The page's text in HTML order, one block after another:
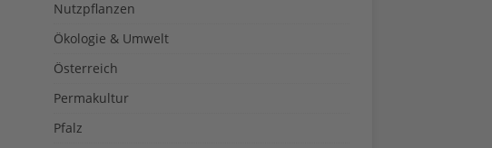
Nutzpflanzen
Ökologie & Umwelt
Österreich
Permakultur
Pfalz